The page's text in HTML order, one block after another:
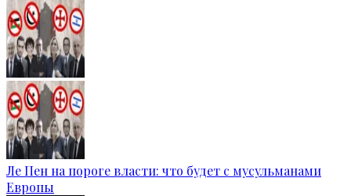
Ле Пен на пороге власти: что будет с мусульманами
Европы